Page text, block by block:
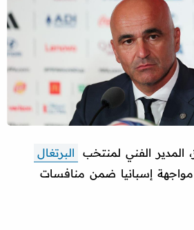
المدير الفني لمنتخب
البرتغال
مواجهة إسبانيا ضمن منافسات